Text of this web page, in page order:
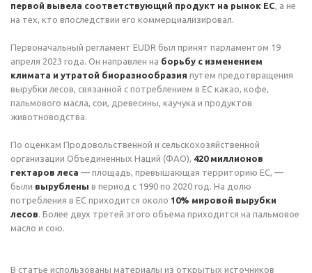
первой вывела соответствующий продукт на рынок ЕС, а не
на тех, кто впоследствии его коммерциализировал.
Первоначальный регламент EUDR был принят парламентом 19
апреля 2023 года. Он направлен на борьбу с изменением
климата и утратой биоразнообразия путём предотвращения
вырубки лесов, связанной с потреблением в ЕС какао, кофе,
пальмового масла, сои, древесины, каучука и продуктов
животноводства.
По оценкам Продовольственной и сельскохозяйственной
организации Объединенных Наций (ФАО), 420 миллионов
гектаров леса — площадь, превышающая территорию ЕС, —
были вырублены в период с 1990 по 2020 год. На долю
потребления в ЕС приходится около 10% мировой вырубки
лесов. Более двух третей этого объема приходится на пальмовое
масло и сою.
В статье использованы материалы из открытых источников